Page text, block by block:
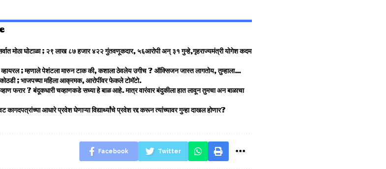
मोठा घोटाळा ; २९ लाख ८७ हजार ४२२ गुंतवणूकदार, ५६आरोपी अन् ३१ गुन्हे,गृहराज्यमंत्री योगेश कदम
व्हायरल ; म्हणाले पेशंटला मारुन टाक की, कशाला ठेवलेय उगीच ? ऑक्सिजन जास्त लागतोय, तुम्हाला…
कोठडी ; भाजपच्या महिला आक्रमक, आरोपींवर फेकले टोमॅटो.
फरार ? बंदूकधारी चव्हाणकडे सध्या हे बाळ आहे. मात्र वारंवार बंदुकीला हात लावून तुमचा अन बाळाचा
आधारे प्रवेश घेणाऱ्या विद्यार्थ्यांचे प्रवेश रद्द करून त्यांच्यावर गुन्हा दाखल होणार?
Facebook Twitter